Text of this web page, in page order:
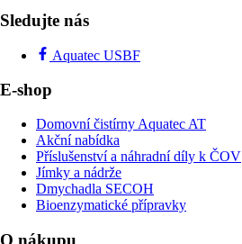
Sledujte nás
Aquatec USBF
E-shop
Domovní čistírny Aquatec AT
Akční nabídka
Příslušenství a náhradní díly k ČOV
Jímky a nádrže
Dmychadla SECOH
Bioenzymatické přípravky
O nákupu